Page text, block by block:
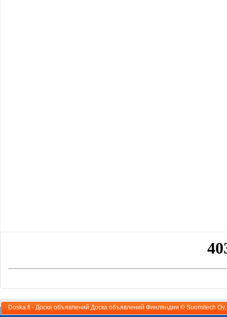
Doska.fi - Доска объявлений Доска объявлений Финляндии © Suomitech Oy